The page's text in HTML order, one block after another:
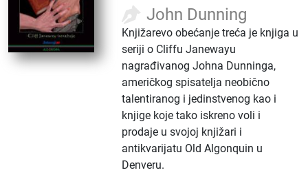
John Dunning
Knjižarevo obećanje treća je knjiga u
seriji o Cliffu Janewayu
nagrađivanog Johna Dunninga,
američkog spisatelja neobično
talentiranog i jedinstvenog kao i
knjige koje tako iskreno voli i
prodaje u svojoj knjižari i
antikvarijatu Old Algonquin u
Denveru.